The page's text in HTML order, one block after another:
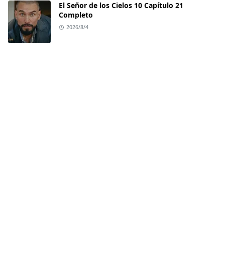
El Señor de los Cielos 10 Capítulo 21
Completo
2026/8/4